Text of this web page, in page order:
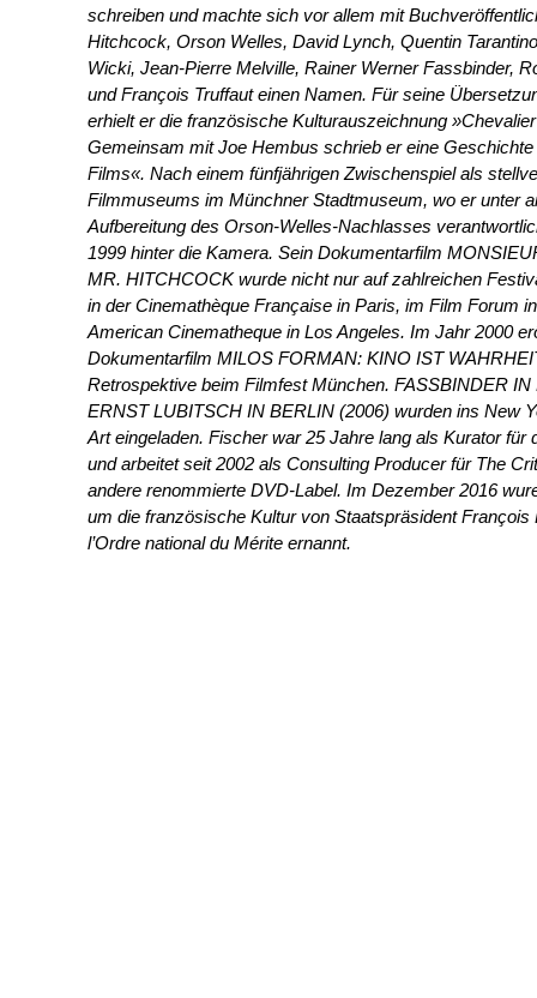
schreiben und machte sich vor allem mit
Hitchcock, Orson Welles, David Lynch, Quentin
Wicki, Jean-Pierre Melville, Rainer Werner Fassbinder,
und François Truffaut einen Namen. Für seine
erhielt er die französische Kulturauszeichnung
Gemeinsam mit Joe Hembus schrieb er eine
Films«. Nach einem fünfjährigen Zwischenspiel als
Filmmuseums im Münchner Stadtmuseum, wo er unter
Aufbereitung des Orson-Welles-Nachlasses
1999 hinter die Kamera. Sein Dokumentarfilm
MR. HITCHCOCK wurde nicht nur auf zahlreichen
in der Cinemathèque Française in Paris, im Film Forum
American Cinematheque in Los Angeles. Im Jahr 2000
Dokumentarfilm MILOS FORMAN: KINO IST
Retrospektive beim Filmfest München. FASSBINDER
ERNST LUBITSCH IN BERLIN (2006) wurden ins New
Art eingeladen. Fischer war 25 Jahre lang als Kurator für
und arbeitet seit 2002 als Consulting Producer für The
andere renommierte DVD-Label. Im Dezember 2016
um die französische Kultur von Staatspräsident
l’Ordre national du Mérite ernannt.